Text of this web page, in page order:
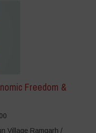
Freedom &
Village Ramgarh /